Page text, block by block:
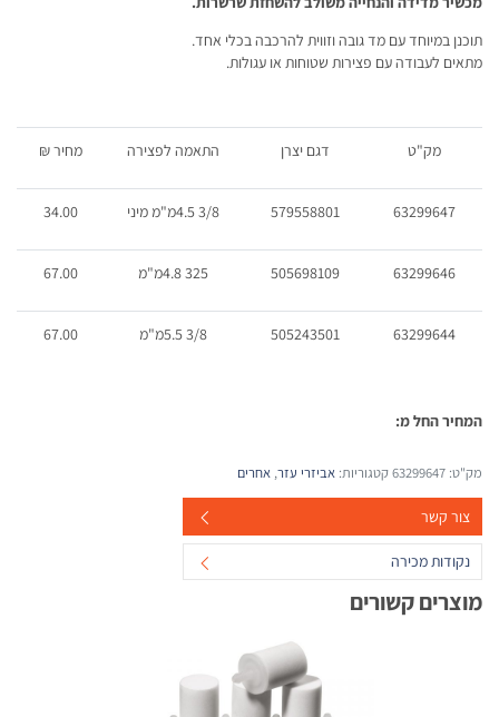
תוכנן במיוחד עם מד גובה וזווית להרכבה בכלי אחד.
מתאים לעבודה עם פצירות שטוחות או עגולות.
מק"ט דגם יצרן התאמה לפצירה מחיר₪
63299647
579558801 3/8 4.5מ"מ מיני 34.00
63299646
505698109 325 4.8מ"מ 67.00
63299644
505243501 3/8 5.5מ"מ 67.00
המחיר החל מ:
מק"ט: 63299647קטגוריות: אביזרי עזר, אחרים
צור קשר
נקודות מכירה
מוצרים קשורים